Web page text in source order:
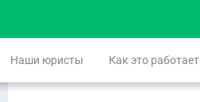
Наши юристы Как это работает